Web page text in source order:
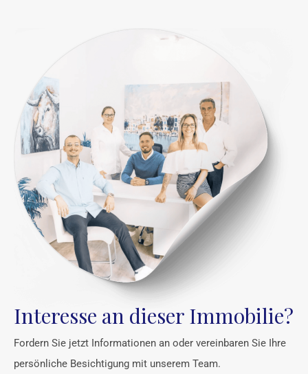
Interesse an dieser Immobilie?
Fordern Sie jetzt Informationen an oder vereinbaren Sie Ihre
persönliche Besichtigung mit unserem Team.